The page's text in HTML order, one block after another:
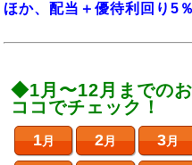
ほか、配当＋優待利回り5
◆1月〜12月までの
ココでチェック！
1月 2月 3月